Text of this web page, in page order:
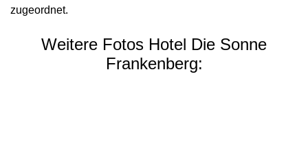
zugeordnet.
Weitere Fotos Hotel Die Sonne
Frankenberg: